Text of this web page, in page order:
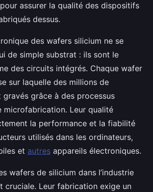
assurer la qualité des dispositifs
dessus.
des wafers silicium ne se
de simple substrat : ils sont le
des circuits intégrés. Chaque wafer
sur laquelle des millions de
grâce à des processus
microfabrication. Leur qualité
la performance et la fiabilité
utilisés dans les ordinateurs,
et autres appareils électroniques.
wafers de silicium dans l’industrie
cruciale. Leur fabrication exige un